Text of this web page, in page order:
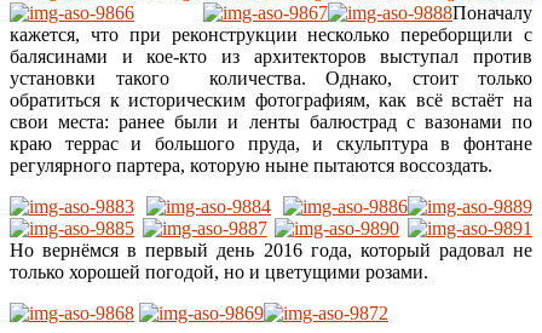
Поначалу
кажется, что при реконструкции несколько переборщили с
балясинами и кое-кто из архитекторов выступал против
установки такого количества. Однако, стоит только
обратиться к историческим фотографиям, как всё встаёт на
свои места: ранее были и ленты балюстрад с вазонами по
краю террас и большого пруда, и скульптура в фонтане
регулярного партера, которую ныне пытаются воссоздать.
Но вернёмся в первый день 2016 года, который радовал не
только хорошей погодой, но и цветущими розами.